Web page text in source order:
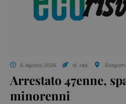
6 Agosto 2026 di red.
Arrestato 47enne,
minorenni